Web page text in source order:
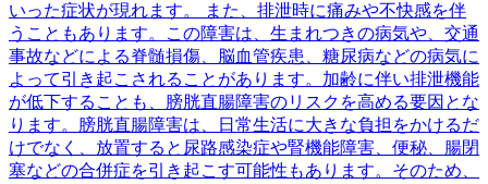
いった症状が現れます。 また、排泄時に痛みや不快感を伴
うこともあります。この障害は、生まれつきの病気や、交通
事故などによる脊髄損傷、脳血管疾患、糖尿病などの病気に
よって引き起こされることがあります。加齢に伴い排泄機能
が低下することも、膀胱直腸障害のリスクを高める要因とな
ります。膀胱直腸障害は、日常生活に大きな負担をかけるだ
けでなく、放置すると尿路感染症や腎機能障害、便秘、腸閉
塞などの合併症を引き起こす可能性もあります。そのため、